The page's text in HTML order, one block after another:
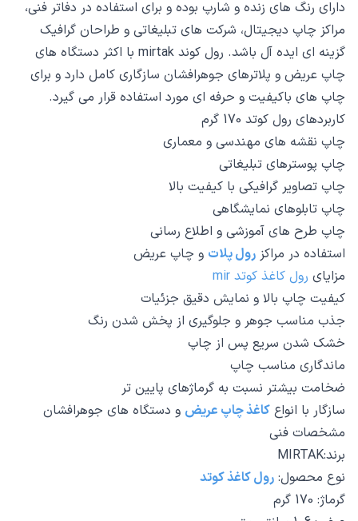
دارای رنگ های زنده و شارپ بوده و برای استفاده در دفاتر فنی،
مراکز چاپ دیجیتال، شرکت های تبلیغاتی و طراحان گرافیک
گزینه ای ایده آل باشد. رول کوند mirtak با اکثر دستگاه های
چاپ عریض و پلاترهای جوهرافشان سازگاری کامل دارد و برای
چاپ های باکیفیت و حرفه ای مورد استفاده قرار می گیرد.
کاربردهای رول کوتد 170 گرم
چاپ نقشه های مهندسی و معماری
چاپ پوسترهای تبلیغاتی
چاپ تصاویر گرافیکی با کیفیت بالا
چاپ تابلوهای نمایشگاهی
چاپ طرح های آموزشی و اطلاع رسانی
استفاده در مراکز رول پلات و چاپ عریض
مزایای رول کاغذ کوتد mir
کیفیت چاپ بالا و نمایش دقیق جزئیات
جذب مناسب جوهر و جلوگیری از پخش شدن رنگ
خشک شدن سریع پس از چاپ
ماندگاری مناسب چاپ
ضخامت بیشتر نسبت به گرماژهای پایین تر
سازگار با انواع کاغذ چاپ عریض و دستگاه های جوهرافشان
مشخصات فنی
برند:MIRTAK
نوع محصول: رول کاغذ کوتد
گرماژ: 170 گرم